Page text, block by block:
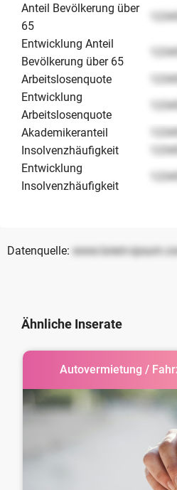
Anteil Bevölkerung über
65
Entwicklung Anteil
Bevölkerung über 65
Arbeitslosenquote
Entwicklung
Arbeitslosenquote
Akademikeranteil
Insolvenzhäufigkeit
Entwicklung
Insolvenzhäufigkeit
Datenquelle: www.lorem-
Ähnliche Inserate
Autovermietung /